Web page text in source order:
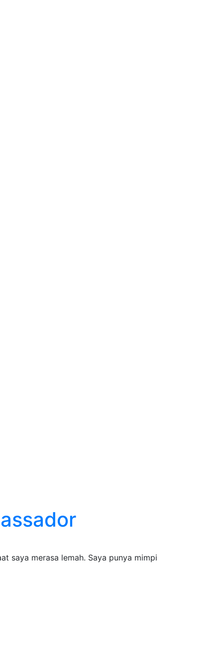
saya merasa lemah. Saya punya mimpi